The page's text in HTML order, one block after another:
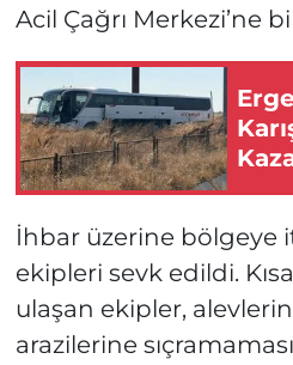
Acil Çağrı Merkezi’ne
İhbar üzerine bölgeye
ekipleri sevk edildi.
ulaşan ekipler,
arazilerine